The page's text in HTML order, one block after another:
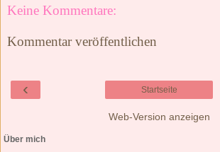
Keine Kommentare:
Kommentar veröffentlichen
‹ Startseite
Web-Version anzeigen
Über mich